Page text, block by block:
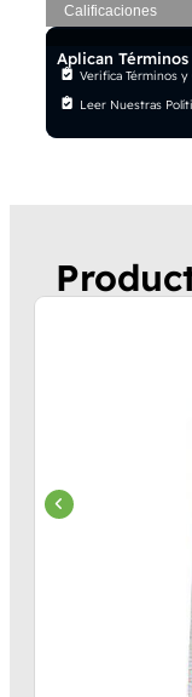
Calificaciones
Aplican
Verifica Términos
Leer Nuestras